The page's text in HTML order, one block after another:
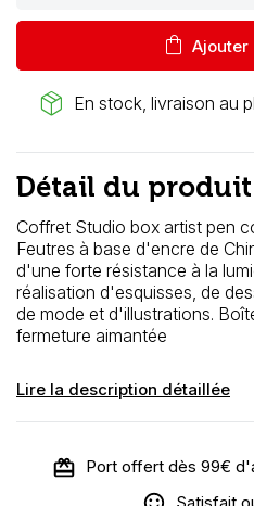
shopping_bag Ajouter
package_2 En stock, livraison au
Détail du produit
Coffret Studio box artist pen
Feutres à base d'encre de
d'une forte résistance à la
réalisation d'esquisses, de
de mode et d'illustrations.
fermeture aimantée
Lire la description détaillée
Port offert dès 99€
Satisfait